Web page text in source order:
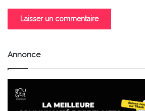
Annonce